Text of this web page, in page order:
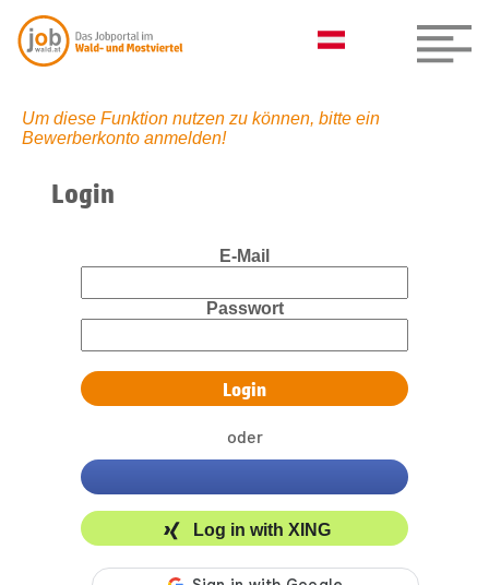
Um diese Funktion nutzen zu können, bitte ein
Bewerberkonto anmelden!
Login
E-Mail
Passwort
oder
Log in with XING